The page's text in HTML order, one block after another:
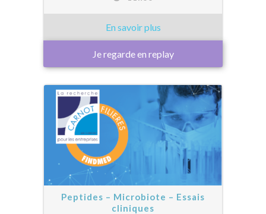
Je regarde en replay
Peptides – Microbiote – Essais
cliniques